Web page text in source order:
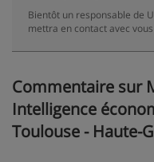
Bientôt un responsable de
mettra en contact avec
Commentaire sur
Intelligence
Toulouse - Haute-